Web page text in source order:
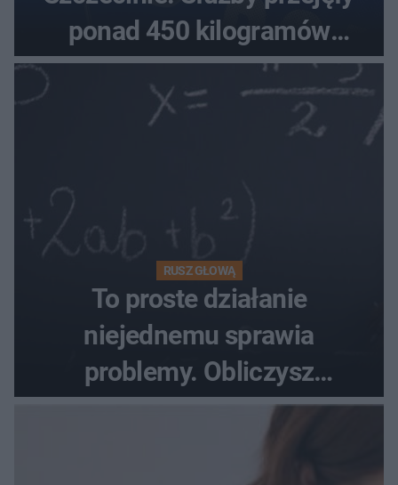
ponad 450 kilogramów
towaru
RUSZ GŁOWĄ
To proste działanie
niejednemu sprawia
problemy. Obliczysz
poprawnie, ile to jest